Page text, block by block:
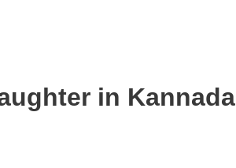
in Kannada